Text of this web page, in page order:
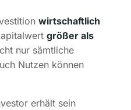
wirtschaftlich
größer als
nur sämtliche
Nutzen können
erhält sein